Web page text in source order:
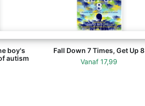
boy's
autism
Fall Down 7 Times, Get Up 8
Vanaf17,99